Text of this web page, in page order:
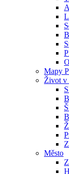
Mapy
Život v
Město